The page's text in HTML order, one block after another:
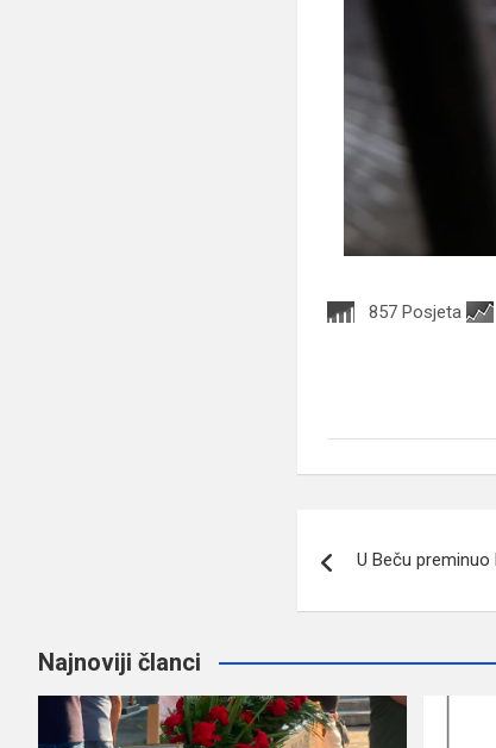
857 Posjeta
članaka
U Beču
Najnoviji članci